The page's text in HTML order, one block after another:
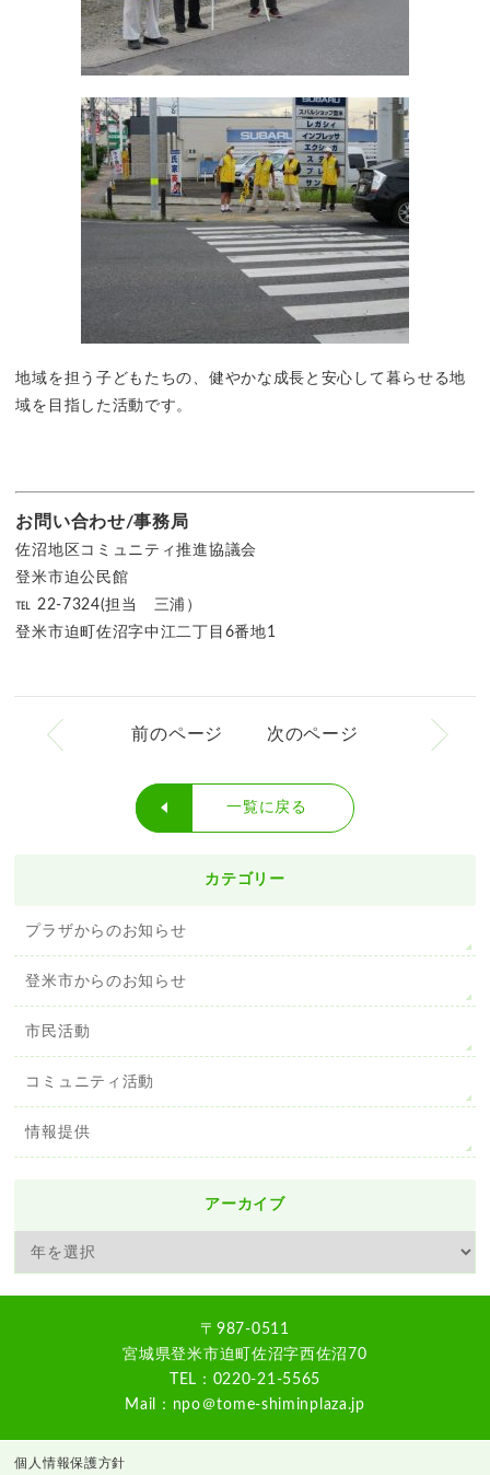
地域を担う子どもたちの、健やかな成長と安心して暮らせる地
域を目指した活動です。
お問い合わせ/事務局
佐沼地区コミュニティ推進協議会
登米市迫公民館
℡ 22-7324(担当 三浦）
登米市迫町佐沼字中江二丁目6番地1
前のページ 次のページ
一覧に戻る
カテゴリー
プラザからのお知らせ
登米市からのお知らせ
市民活動
コミュニティ活動
情報提供
アーカイブ
〒987-0511
宮城県登米市迫町佐沼字西佐沼70
TEL：0220-21-5565
Mail：npo＠tome-shiminplaza.jp
個人情報保護方針